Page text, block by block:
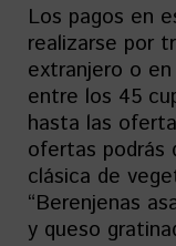
Los pagos en
realizarse por
extranjero o
entre los 45
hasta las
ofertas podrás
clásica de
“Berenjenas
y queso